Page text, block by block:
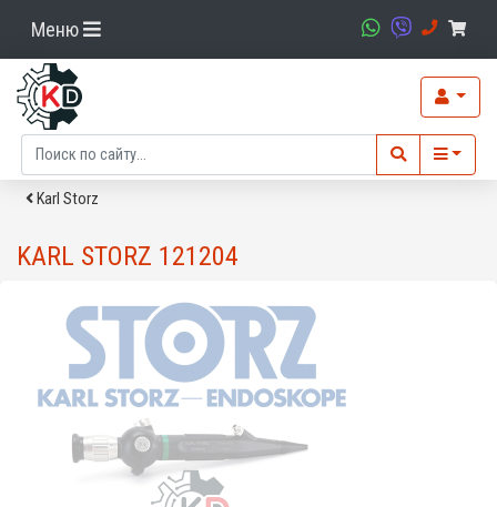
Меню
Karl Storz
KARL STORZ 121204